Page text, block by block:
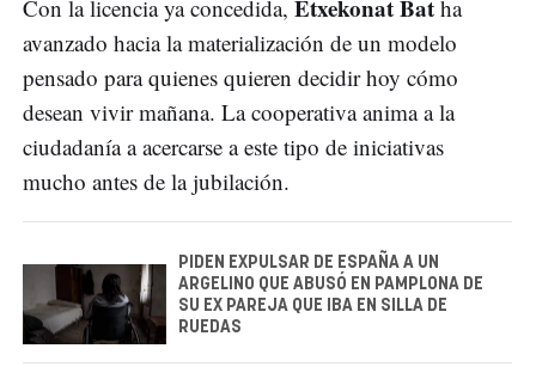
Con la licencia ya concedida, Etxekonat Bat ha
avanzado hacia la materialización de un modelo
pensado para quienes quieren decidir hoy cómo
desean vivir mañana. La cooperativa anima a la
ciudadanía a acercarse a este tipo de iniciativas
mucho antes de la jubilación.
PIDEN EXPULSAR DE ESPAÑA A UN
ARGELINO QUE ABUSÓ EN PAMPLONA DE
SU EX PAREJA QUE IBA EN SILLA DE
RUEDAS